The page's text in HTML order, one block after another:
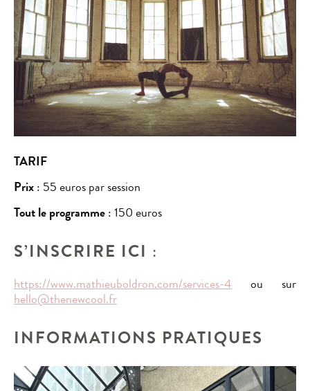
TARIF
Prix: 55 euros par session
Tout le programme: 150 euros
S’INSCRIRE ICI :
https://www.mathieuboldron.com/services-4 ou sur
hello@thenewcool.fr
INFORMATIONS PRATIQUES